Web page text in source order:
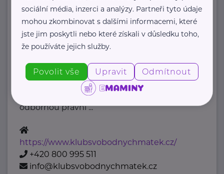
Klub svobodných matek z.s.
Dukelských hrdinů 34 Praha 7
"Pomáháme rodičům a jejich dětem."
Rodinám samoživitelů z celé ČR
poskytujeme finanční, materiální,
odbornou právní ...
https://www.klubsvobodnychmatek.cz/
+420 800 995 511
info@klubsvobodnychmatek.cz
sociální média, inzerci a analýzy. Partneři tyto údaje
mohou zkombinovat s dalšími informacemi, které
jste jim poskytli nebo které získali v důsledku toho,
že používáte jejich služby.
Povolit vše Upravit Odmítnout